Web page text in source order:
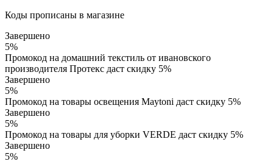
Коды прописаны в магазине
Завершено
5%
Промокод на домашний текстиль от ивановского
производителя Протекс даст скидку 5%
Завершено
5%
Промокод на товары освещения Maytoni даст скидку 5%
Завершено
5%
Промокод на товары для уборки VERDE даст скидку 5%
Завершено
5%